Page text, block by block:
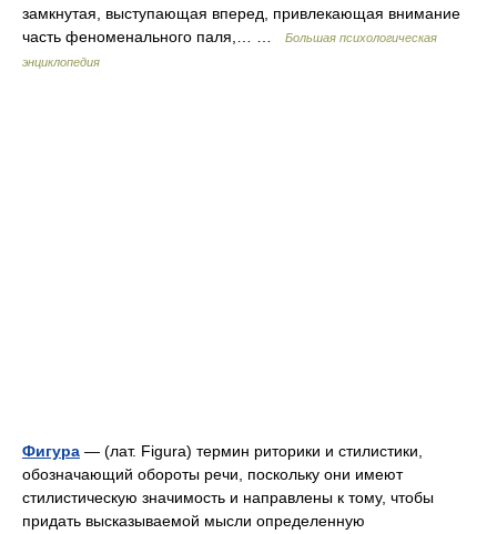
замкнутая, выступающая вперед, привлекающая внимание
часть феноменального паля,… …
Большая психологическая
энциклопедия
Фигура — (лат. Figura) термин риторики и стилистики,
обозначающий обороты речи, поскольку они имеют
стилистическую значимость и направлены к тому, чтобы
придать высказываемой мысли определенную